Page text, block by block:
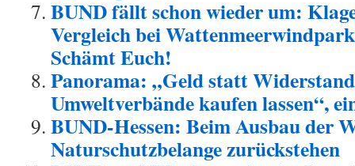
BUND fällt schon wieder um:
Vergleich bei
Schämt Euch!
Panorama: „Geld statt
Umweltverbände kaufen lassen“,
BUND-Hessen: Beim Ausbau der
Naturschutzbelange zurückstehen